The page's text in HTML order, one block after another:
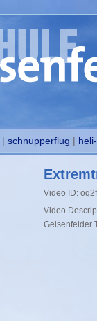
| schnupperflug |
Video ID:
Video
Geisenfelder